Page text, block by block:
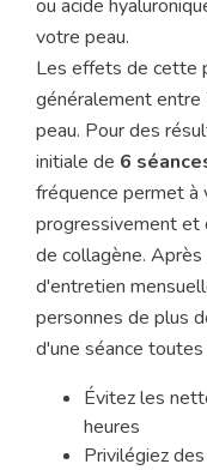
ou acide
votre peau.
Les effets de cette
généralement
peau. Pour des
initiale de 6
fréquence permet
progressivement et
de collagène.
d'entretien
personnes de plus
d'une séance
Évitez les
heures
Privilégiez